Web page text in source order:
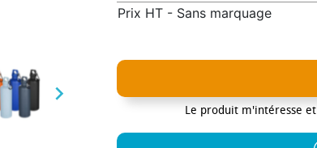

Prix HT - Sans marquage
Le produit m'intéresse